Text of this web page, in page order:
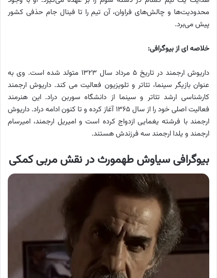
محدودیت‌ها و چالش‌های فراوان، آن تیم را تا فینال جام حذفی کشور
پیش می‌برد.
خلاصه ای از بیوگرافی:
داریوش ارجمند در تاریخ ۵ مرداد سال ۱۳۲۳ متولد شده است. وی به
عنوان بازیگر سینما، تئاتر و تلویزیون فعالیت می کند. داریوش ارجمند
کارشناسی ارشد تئاتر و سینما از دانشگاه سوربن دراد. این هنرمند
فعالیت اصلی خود را از سال ۱۳۶۵ آغاز کرده و تا کنون ادامه دراد. داریوش
ارجمند با فرشته یغمایی ازدواج کرده است و امیریل ارجمند، امیرسام
ارجمند و یلدا ارجمند سه فرزندش هستند.
بیوگرافی سیاوش طهمورث در نقش مربی کمکی